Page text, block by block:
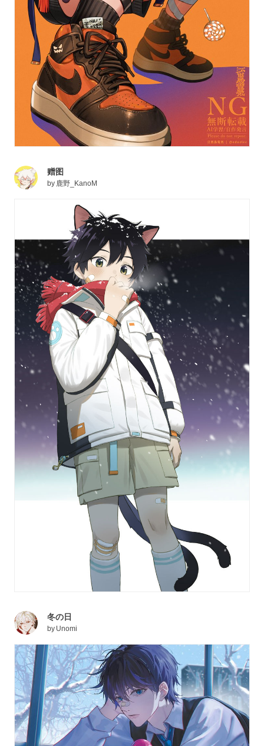
赠图
by 鹿野_KanoM
冬の日
by Unomi